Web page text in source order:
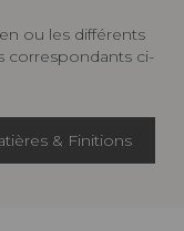
ou les différents
correspondants ci-
& Finitions